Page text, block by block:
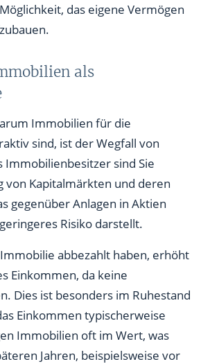
das eigene Vermögen
als
Immobilien für die
sind, ist der Wegfall von
Immobilienbesitzer sind Sie
von Kapitalmärkten und deren
gegenüber Anlagen in Aktien
Risiko darstellt.
abbezahlt haben, erhöht
Einkommen, da keine
Dies ist besonders im Ruhestand
Einkommen typischerweise
Immobilien oft im Wert, was
Jahren, beispielsweise vor